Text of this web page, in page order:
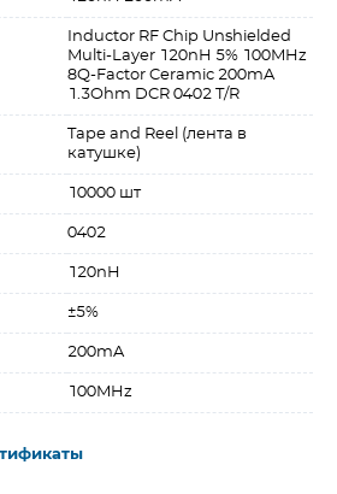
Inductor RF Chip Unshielded
Multi-Layer 120nH 5% 100MHz
8Q-Factor Ceramic 200mA
1.3Ohm DCR 0402 T/R
Tape and Reel (лента в
катушке)
10000 шт
0402
120nH
±5%
200mA
100MHz